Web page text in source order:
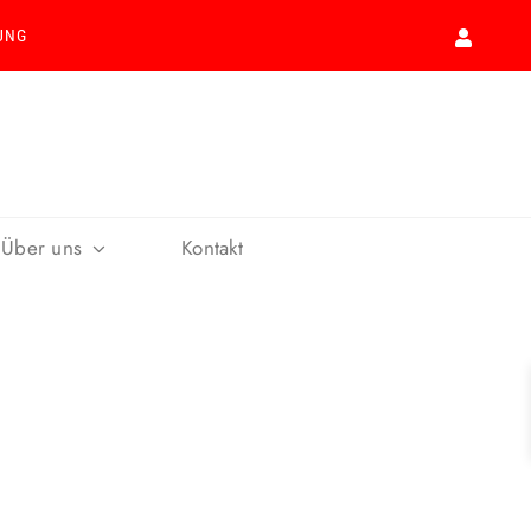
Über uns Kontakt